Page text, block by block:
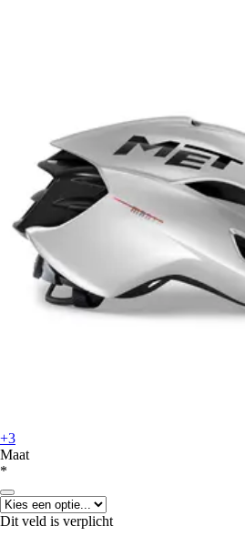
+3
Maat
*
Dit veld is verplicht